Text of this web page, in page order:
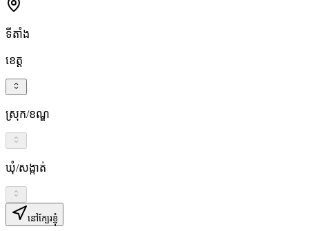
ទីតាំង
ខេត្ត
ស្រុក/ខណ្ឌ
ឃុំ/សង្កាត់
នៅក្បែរខ្ញុំ